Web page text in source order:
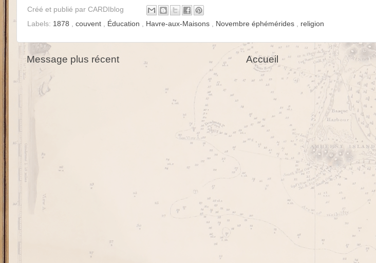
Créé et publié par CARDIblog
Labels: 1878 , couvent , Éducation , Havre-aux-Maisons , Novembre éphémérides , religion
Message plus récent Accueil